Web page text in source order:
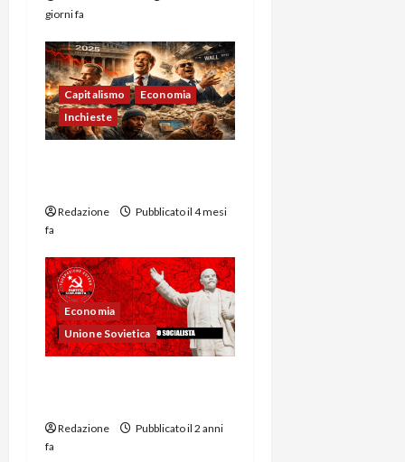
giorni fa
Capitalismo
Economia
Inchieste
Redazione
Pubblicato il 4 mesi
fa
Economia
Unione Sovietica
Redazione
Pubblicato il 2 anni
fa